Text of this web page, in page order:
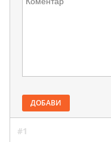
ДОБАВИ
#1